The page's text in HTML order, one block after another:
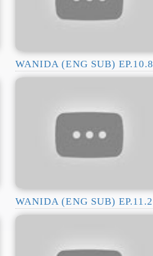
WANIDA (ENG SUB) EP.10.8
WANIDA (ENG SUB) EP.11.2